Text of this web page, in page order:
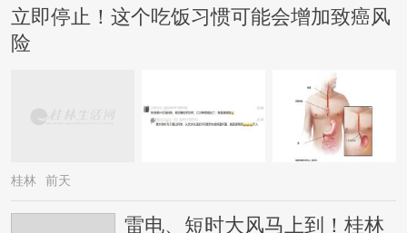
立即停止！这个吃饭习惯可能会增加致癌风
险
桂林 前天
雷电、短时大风马上到！桂林